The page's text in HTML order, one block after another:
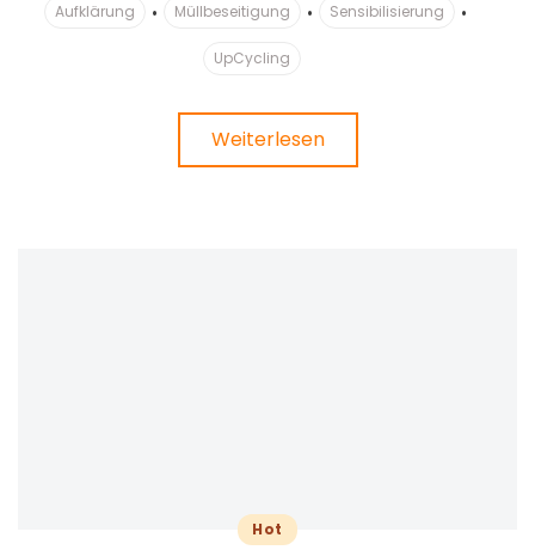
Aufklärung Müllbeseitigung Sensibilisierung
UpCycling
Weiterlesen
Hot